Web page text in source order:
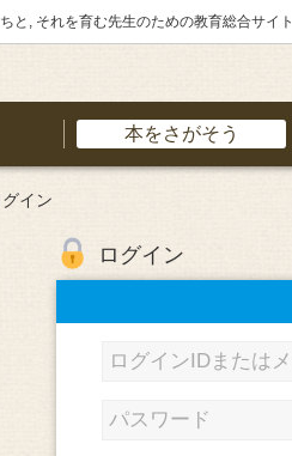
と, それを育む先生のための教育総合サイト
本をさがそう
グイン
ログイン